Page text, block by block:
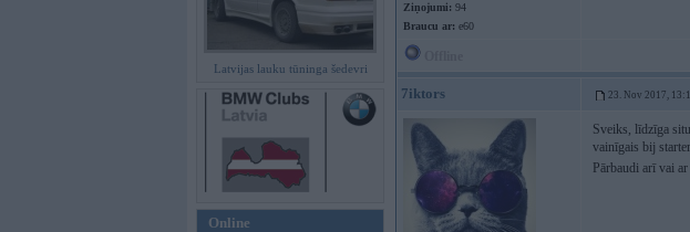
Latvijas lauku tūninga šedevri
Online
Ziņojumi: 94
Braucu ar: e60
7iktors 23. Nov 2017,
Sveiks, līdzīga
vainīgais bij
Pārbaudi arī vai